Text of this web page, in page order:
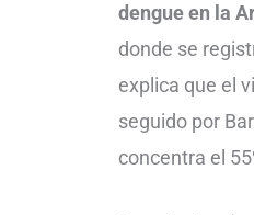
dengue en la
donde se
explica que el
seguido por
concentra el